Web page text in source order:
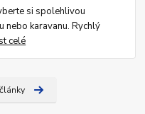
si spolehlivou
nebo karavanu. Rychlý
celé